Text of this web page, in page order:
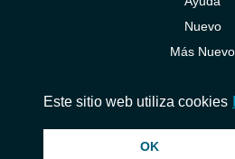
Nuevo
Más Nuevo
© 2026 InstantAudio. Reservados todos los
Este sitio web utiliza cookies
OK